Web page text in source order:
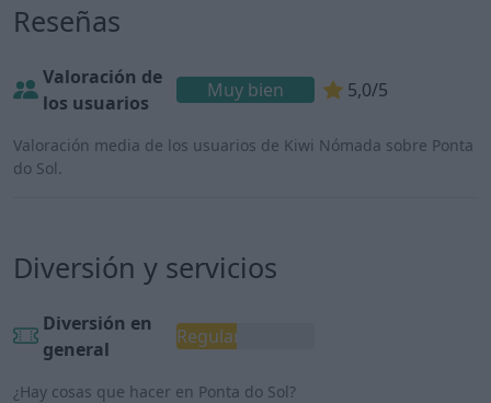
Reseñas
Valoración de
los usuarios
Muy bien 5,0/5
Valoración media de los usuarios de Kiwi Nómada sobre Ponta
do Sol.
Diversión y servicios
Diversión en
general
Regular
¿Hay cosas que hacer en Ponta do Sol?